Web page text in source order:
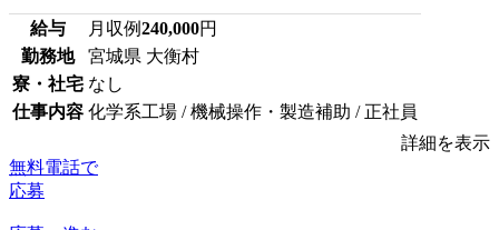
給与 月収例240,000円
勤務地
宮城県 大衡村
寮・社宅 なし
仕事内容 化学系工場 / 機械操作・製造補助 / 正社員
詳細を表示
無料電話で
応募